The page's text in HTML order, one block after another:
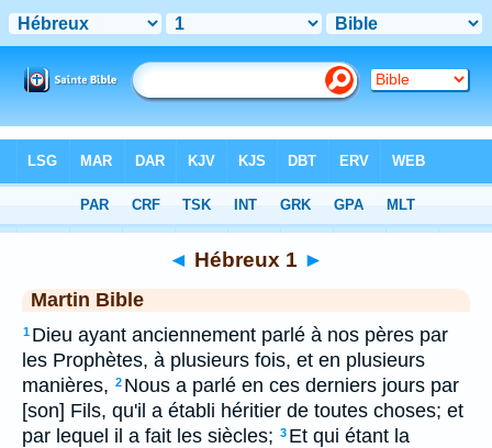
> Hébreux 1
◄ Hébreux 1 ►
Martin Bible
1 Dieu ayant anciennement parlé à nos pères par
les Prophètes, à plusieurs fois, et en plusieurs
manières, 2 Nous a parlé en ces derniers jours par
[son] Fils, qu'il a établi héritier de toutes choses; et
par lequel il a fait les siècles; 3 Et qui étant la